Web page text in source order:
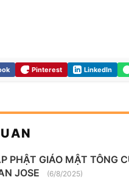
Pinterest LinkedIn
PHẬT GIÁO MẬT TÔNG
JOSE
(6/8/2025)